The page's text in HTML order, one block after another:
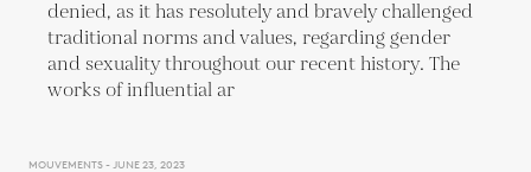
MOUVEMENTS - JUNE 23, 2023